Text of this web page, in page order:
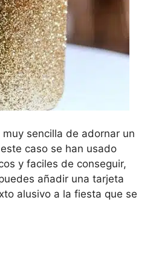
sencilla de adornar un
caso se han usado
y faciles de conseguir,
añadir una tarjeta
alusivo a la fiesta que se